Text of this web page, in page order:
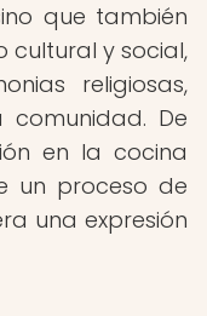
que también
cultural y social,
religiosas,
De
en la cocina
un proceso de
una expresión